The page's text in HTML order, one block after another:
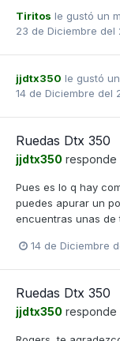
Tiritos le gustó un
23 de Diciembre del
jjdtx350 le gustó
14 de Diciembre del
Ruedas Dtx 350
jjdtx350 responde
Pues es lo q hay
puedes apurar un
encuentras unas de
14 de Diciembre
Ruedas Dtx 350
jjdtx350 responde